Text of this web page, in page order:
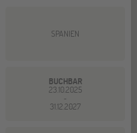
SPANIEN
BUCHBAR
23.10.2025
-
31.12.2027